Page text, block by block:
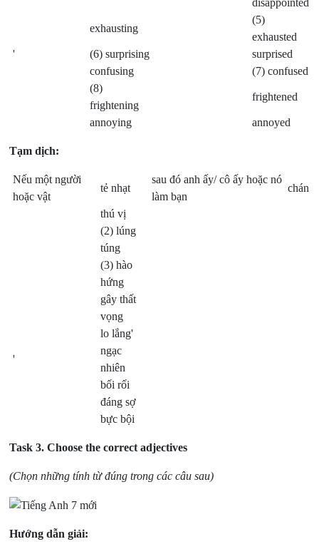
exhausting
(5)
exhausted
'
(6) surprising
surprised
confusing
(7) confused
(8)
frightening
frightened
annoying annoyed
Tạm dịch:
Nếu một người
hoặc vật
tẻ nhạt
sau đó anh ấy/ cô ấy hoặc nó
làm bạn
chán
thú vị
(2) lúng
túng
(3) hào
hứng
gây thất
vọng
lo lắng'
'
ngạc
nhiên
bối rối
đáng sợ
bực bội
Task 3. Choose the correct adjectives
(Chọn những tính từ đúng trong các câu sau)
Hướng dẫn giải: